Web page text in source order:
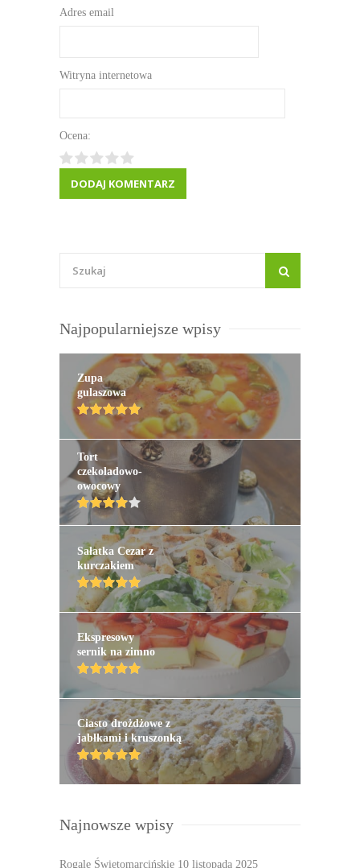
Adres email
Witryna internetowa
Ocena:
Najpopularniejsze wpisy
Zupa
gulaszowa
Tort
czekoladowo-
owocowy
Sałatka Cezar z
kurczakiem
Ekspresowy
sernik na zimno
Ciasto drożdżowe z
jabłkami i kruszonką
Najnowsze wpisy
Rogale Świętomarcińskie 10 listopada 2025